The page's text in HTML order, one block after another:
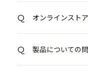
オンラインスト
製品についての